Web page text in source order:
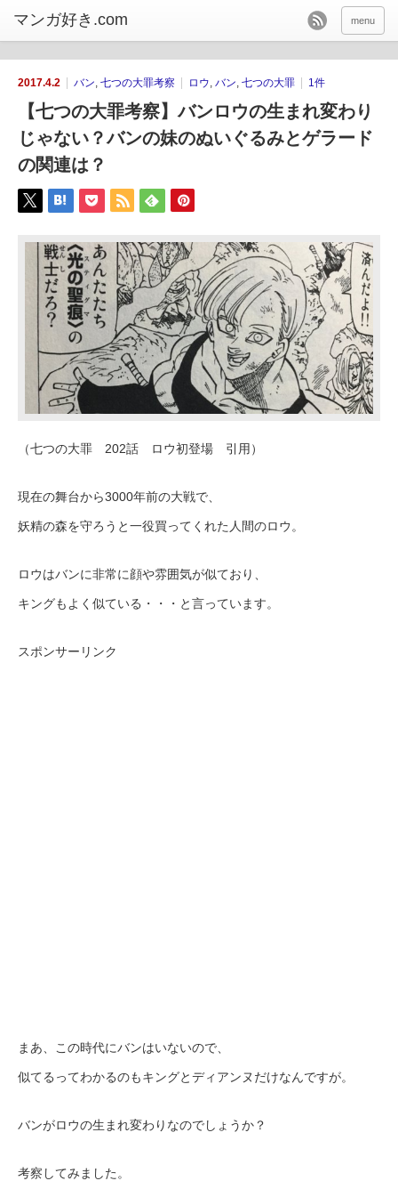
menu
2017.4.2 バン, 七つの大罪考察 ロウ, バン, 七つの大罪 1件
【七つの大罪考察】バンロウの生まれ変わり
じゃない？バンの妹のぬいぐるみとゲラード
の関連は？
（七つの大罪 202話 ロウ初登場 引用）
現在の舞台から3000年前の大戦で、
妖精の森を守ろうと一役買ってくれた人間のロウ。
ロウはバンに非常に顔や雰囲気が似ており、
キングもよく似ている・・・と言っています。
スポンサーリンク
まあ、この時代にバンはいないので、
似てるってわかるのもキングとディアンヌだけなんですが。
バンがロウの生まれ変わりなのでしょうか？
考察してみました。